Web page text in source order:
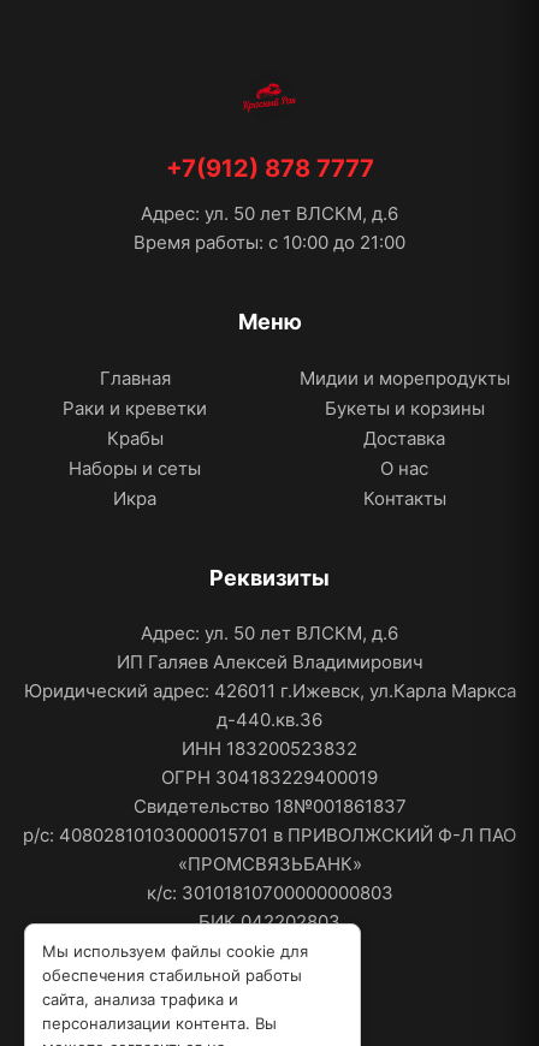
+7(912) 878 7777
Адрес: ул. 50 лет ВЛСКМ, д.6
Время работы: с 10:00 до 21:00
Меню
Главная
Раки и креветки
Крабы
Наборы и сеты
Икра
Мидии и морепродукты
Букеты и корзины
Доставка
О нас
Контакты
Реквизиты
Адрес: ул. 50 лет ВЛСКМ, д.6
ИП Галяев Алексей Владимирович
Юридический адрес: 426011 г.Ижевск, ул.Карла Маркса
д-440.кв.36
ИНН 183200523832
ОГРН 304183229400019
Свидетельство 18№001861837
р/с: 40802810103000015701 в ПРИВОЛЖСКИЙ Ф-Л ПАО
«ПРОМСВЯЗЬБАНК»
к/с: 30101810700000000803
БИК 042202803
Мы в соцсетях
Мы используем файлы cookie для
обеспечения стабильной работы
сайта, анализа трафика и
персонализации контента. Вы